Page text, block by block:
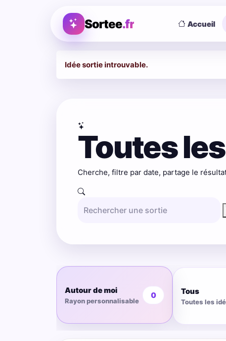
Sortee.fr Accueil
Idée sortie introuvable.
Toutes
Cherche, filtre par date, partage le
Autour de moi
Rayon personnalisable
0 Tous
Toutes les